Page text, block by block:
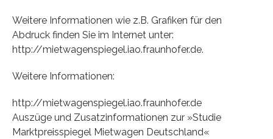
Weitere Informationen wie z.B. Grafiken für den
Abdruck finden Sie im Internet unter:
http://mietwagenspiegel.iao.fraunhofer.de.
Weitere Informationen:
http://mietwagenspiegel.iao.fraunhofer.de
Auszüge und Zusatzinformationen zur »Studie
Marktpreisspiegel Mietwagen Deutschland«